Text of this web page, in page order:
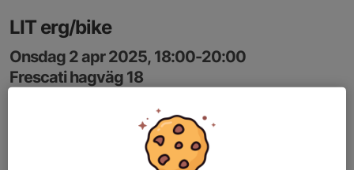
LIT erg/bike
Onsdag 2 apr 2025, 18:00-20:00
Frescati hagväg 18